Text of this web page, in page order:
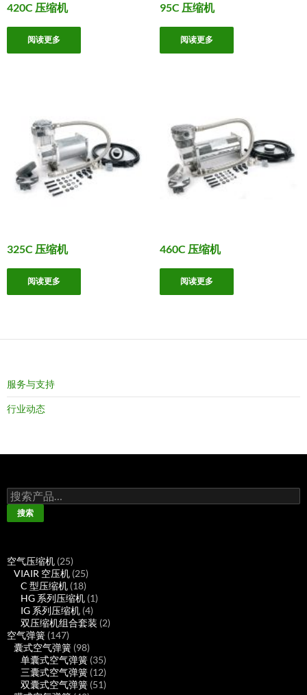
420C 压缩机
阅读更多
95C 压缩机
阅读更多
325C 压缩机
阅读更多
460C 压缩机
阅读更多
服务与支持
行业动态
搜
索：
搜索
空气压缩机 2525
个
产
品
VIAIR 空压机 2525
个
产
品
C 型压缩机 1818
个
产
品
HG 系列压缩机 11
产
IG 系列压缩机 44
个
双压缩机组合套装 22
空气弹簧 147147
个
产
品
囊式空气弹簧 9898
个
产
品
单囊式空气弹簧 3535
个
产
三囊式空气弹簧 1212
个
双囊式空气弹簧 5151